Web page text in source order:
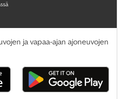
ja vapaa-ajan ajoneuvojen